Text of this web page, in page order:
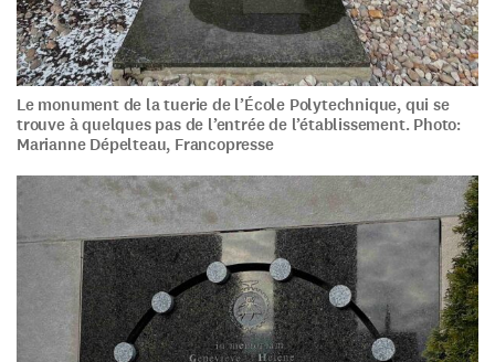
Le monument de la tuerie de l’École Polytechnique, qui se
trouve à quelques pas de l’entrée de l’établissement. Photo:
Marianne Dépelteau, Francopresse